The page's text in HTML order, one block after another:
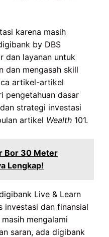
karena masih
by DBS
dan layanan untuk
dan mengasah skill
artikel-artikel
pengetahuan dasar
strategi investasi
artikel Wealth 101.
Bor 30 Meter
Lengkap!
Live & Learn
investasi dan finansial
mengalami
saran, ada digibank